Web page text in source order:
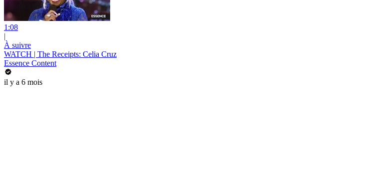
1:08
|
À suivre
WATCH | The Receipts: Celia Cruz
Essence Content
il y a 6 mois